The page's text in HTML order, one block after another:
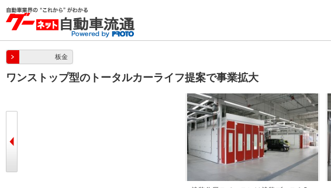
板金
ワンストップ型のトータルカーライフ提案で事業拡大